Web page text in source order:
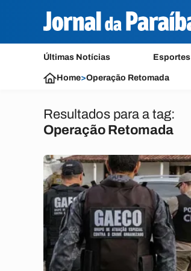
Últimas Notícias Esportes
Home>Operação Retomada
Resultados para a tag:
Operação Retomada